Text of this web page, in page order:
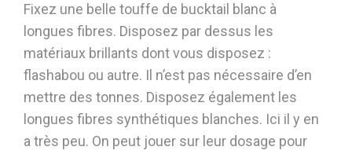
Fixez une belle touffe de bucktail blanc à
longues fibres. Disposez par dessus les
matériaux brillants dont vous disposez :
flashabou ou autre. Il n’est pas nécessaire d’en
mettre des tonnes. Disposez également les
longues fibres synthétiques blanches. Ici il y en
a très peu. On peut jouer sur leur dosage pour